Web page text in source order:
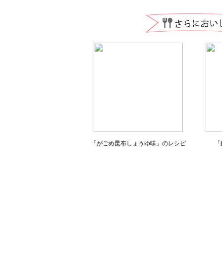
「がごめ昆布しょうゆ味」のレシピ